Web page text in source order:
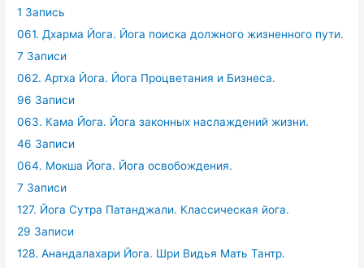
1 Запись
061. Дхарма Йога. Йога поиска должного жизненного пути.
7 Записи
062. Артха Йога. Йога Процветания и Бизнеса.
96 Записи
063. Кама Йога. Йога законных наслаждений жизни.
46 Записи
064. Мокша Йога. Йога освобождения.
7 Записи
127. Йога Сутра Патанджали. Классическая йога.
29 Записи
128. Анандалахари Йога. Шри Видья Мать Тантр.